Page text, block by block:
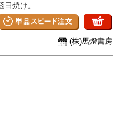
日焼け。
(株)馬燈書房